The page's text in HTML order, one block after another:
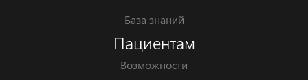
База знаний
Пациентам
Возможности